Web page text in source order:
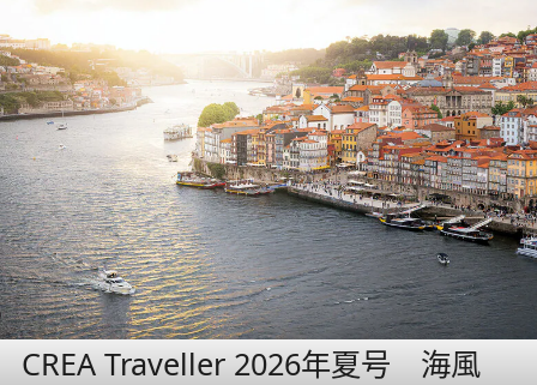
CREA Traveller 2026年夏号 海風